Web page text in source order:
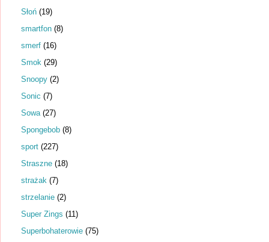
Słoń (19)
smartfon (8)
smerf (16)
Smok (29)
Snoopy (2)
Sonic (7)
Sowa (27)
Spongebob (8)
sport (227)
Straszne (18)
strażak (7)
strzelanie (2)
Super Zings (11)
Superbohaterowie (75)